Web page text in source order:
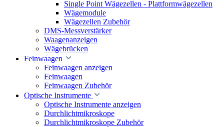
Single Point Wägezellen - Plattformwägezellen
Wägemodule
Wägezellen Zubehör
DMS-Messverstärker
Waagenanzeigen
Wägebrücken
Feinwaagen
Feinwaagen anzeigen
Feinwaagen
Feinwaagen Zubehör
Optische Instrumente
Optische Instrumente anzeigen
Durchlichtmikroskope
Durchlichtmikroskope Zubehör